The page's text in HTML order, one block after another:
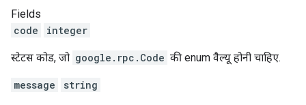
Fields
code
integer
स्टेटस कोड, जो google.rpc.Code की enum वैल्यू होनी चाहिए.
message string